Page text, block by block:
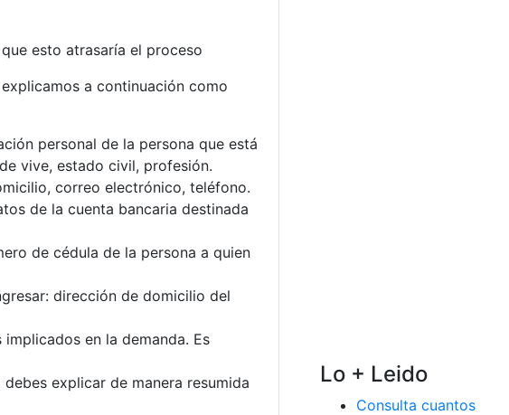
esto atrasaría el proceso
a continuación como
personal de la persona que está
vive, estado civil, profesión.
correo electrónico, teléfono.
de la cuenta bancaria destinada
de cédula de la persona a quien
dirección de domicilio del
en la demanda. Es
explicar de manera resumida
Lo + Leido
Consulta cuantos